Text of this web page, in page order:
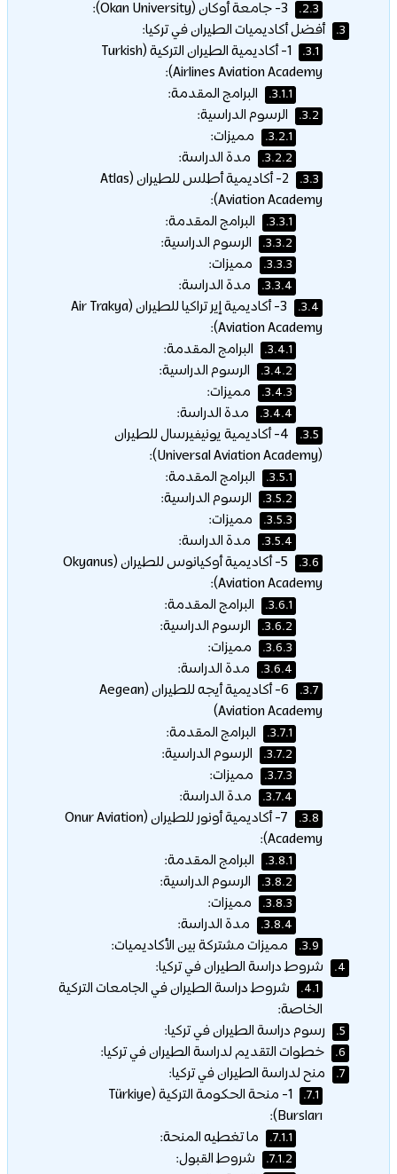
2.3.
3. أفضل أكاديميات الطيران في تركيا:
3.1.
1- أكاديمية الطيران التركية (Turkish
Airlines Aviation Academy):
3.1.1. البرامج المقدمة:
3.2. الرسوم الدراسية:
3.2.1. مميزات:
3.2.2. مدة الدراسة:
3.3.
2- أكاديمية أطلس للطيران (Atlas
Aviation Academy):
3.3.1. البرامج المقدمة:
3.3.2. الرسوم الدراسية:
3.3.3. مميزات:
3.3.4. مدة الدراسة:
3.4.
3- أكاديمية إير تراكيا للطيران (Air Trakya
Aviation Academy):
3.4.1. البرامج المقدمة:
3.4.2. الرسوم الدراسية:
3.4.3. مميزات:
3.4.4. مدة الدراسة:
3.5.
4- أكاديمية يونيفيرسال للطيران
(Universal Aviation Academy):
3.5.1. البرامج المقدمة:
3.5.2. الرسوم الدراسية:
3.5.3. مميزات:
3.5.4. مدة الدراسة:
3.6.
5- أكاديمية أوكيانوس للطيران (Okyanus
Aviation Academy):
3.6.1. البرامج المقدمة:
3.6.2. الرسوم الدراسية:
3.6.3. مميزات:
3.6.4. مدة الدراسة:
3.7.
6- أكاديمية أيجه للطيران (Aegean
Aviation Academy)
3.7.1. البرامج المقدمة:
3.7.2. الرسوم الدراسية:
3.7.3. مميزات:
3.7.4. مدة الدراسة:
3.8.
7- أكاديمية أونور للطيران (Onur Aviation
Academy):
3.8.1. البرامج المقدمة:
3.8.2. الرسوم الدراسية:
3.8.3. مميزات:
3.8.4. مدة الدراسة:
3.9. مميزات مشتركة بين الأكاديميات:
4. شروط دراسة الطيران في تركيا:
4.1.
شروط دراسة الطيران في الجامعات التركية
الخاصة:
5. رسوم دراسة الطيران في تركيا:
6. خطوات التقديم لدراسة الطيران في تركيا:
7. منح لدراسة الطيران في تركيا:
7.1.
1- منحة الحكومة التركية (Türkiye
Bursları):
7.1.1. ما تغطيه المنحة:
7.1.2. شروط القبول: